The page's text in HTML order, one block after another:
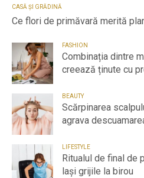
CASĂ ȘI GRĂDINĂ
Ce flori de primăvară merită
FASHION
Combinația dintre
creează ținute cu
BEAUTY
Scărpinarea
agrava
LIFESTYLE
Ritualul de final de
lași grijile la birou